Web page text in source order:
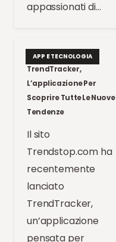
appassionati di…
APP E TECNOLOGIA
TECHNO//
TrendTracker,
L’applicazione Per
Scoprire Tutte Le Nuove
Tendenze
Il sito
Trendstop.com ha
recentemente
lanciato
TrendTracker,
un’applicazione
pensata per